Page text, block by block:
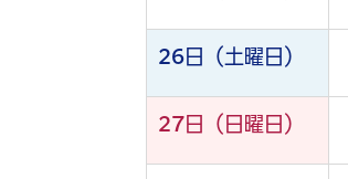
26日（土曜日）
27日（日曜日）